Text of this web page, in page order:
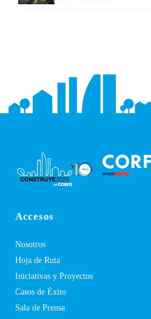
Accesos
Nosotros
Hoja de Ruta
Iniciativas y Proyectos
Casos de Éxito
Sala de Prensa